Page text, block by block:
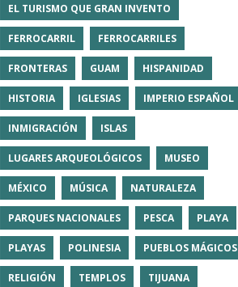
EL TURISMO QUE GRAN INVENTO
FERROCARRIL FERROCARRILES
FRONTERAS GUAM HISPANIDAD
HISTORIA IGLESIAS IMPERIO ESPAÑOL
INMIGRACIÓN ISLAS
LUGARES ARQUEOLÓGICOS MUSEO
MÉXICO MÚSICA NATURALEZA
PARQUES NACIONALES PESCA PLAYA
PLAYAS POLINESIA PUEBLOS MÁGICOS
RELIGIÓN TEMPLOS TIJUANA